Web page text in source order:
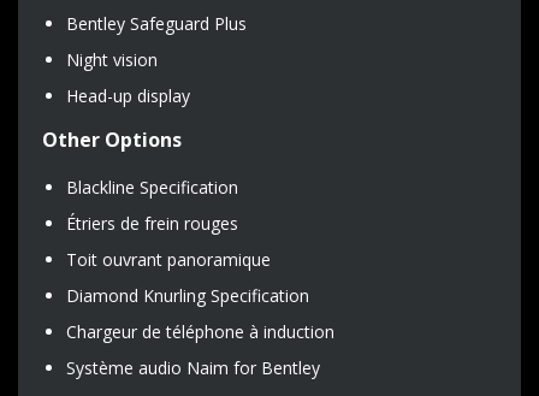
Bentley Safeguard Plus
Night vision
Head-up display
Other Options
Blackline Specification
Étriers de frein rouges
Toit ouvrant panoramique
Diamond Knurling Specification
Chargeur de téléphone à induction
Système audio Naim for Bentley